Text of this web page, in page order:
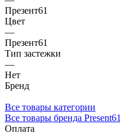
Презент61
Цвет
—
Презент61
Тип застежки
—
Нет
Бренд
Все товары категории
Все товары бренда Present61
Оплата